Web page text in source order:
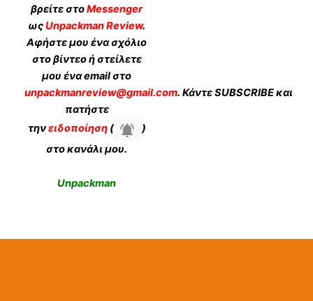
βρείτε στοMessenger
ωςUnpackman Review.
Αφήστε μου ένα σχόλιο
στο βίντεο ή στείλετε
μου ένα email στο
unpackmanreview@gmail.com. ΚάντεSUBSCRIBEκαι
πατήστε
τηνειδοποίηση(
)
στο κανάλι μου.
Unpackman